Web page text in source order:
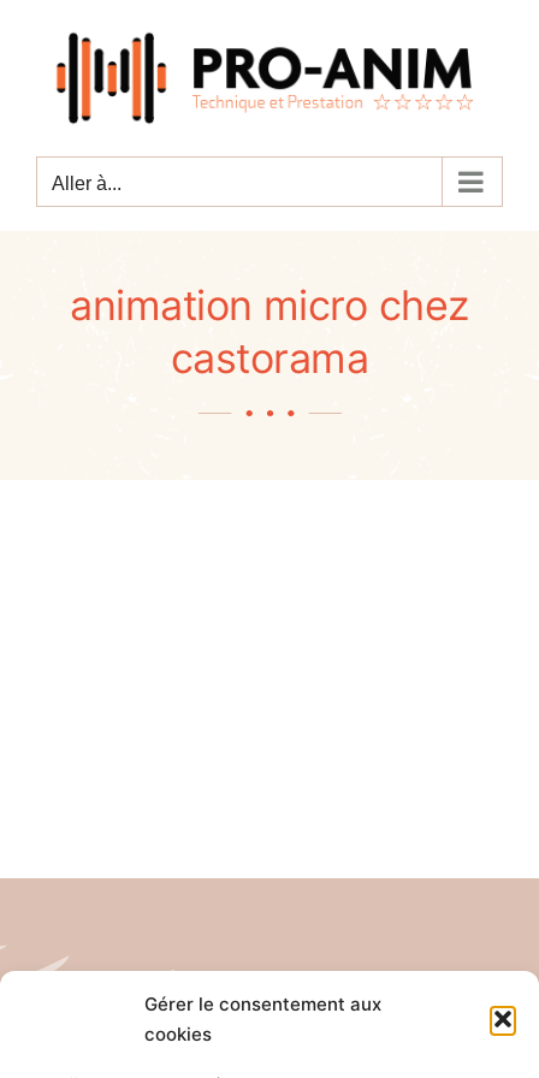
Gérer le consentement aux
cookies
contenu
Aller à...
animation micro chez
castorama
Tél: 04 26 65 32 19